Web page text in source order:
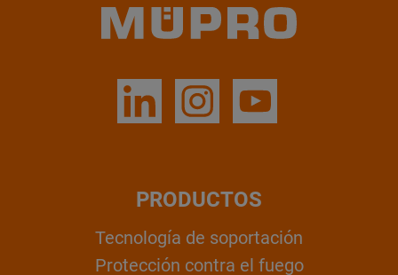
PRODUCTOS
Tecnología de soportación
Protección contra el fuego